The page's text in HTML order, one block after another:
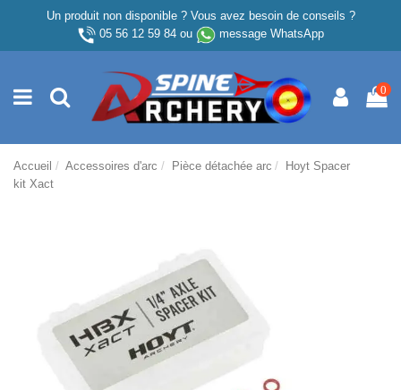
Un produit non disponible ? Vous avez besoin de conseils ?
05 56 12 59 84ou message WhatsApp
0
Accueil Accessoires d'arc Pièce détachée arc
Hoyt Spacer
kit Xact